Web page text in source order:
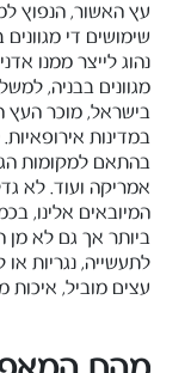
עץ האשור, הנפוץ
שימושים די
נהוג לייצר ממנו
מגוונים בבניה,
בישראל, מוכר העץ
במדינות
בהתאם למקומות
אמריקה ועוד. לא
המיובאים אלינו,
ביותר אך גם לא מן
לתעשייה, נגריות
עצים מוביל,